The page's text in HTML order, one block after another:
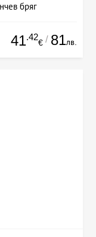
бряг
41.42
€ / 81лв.